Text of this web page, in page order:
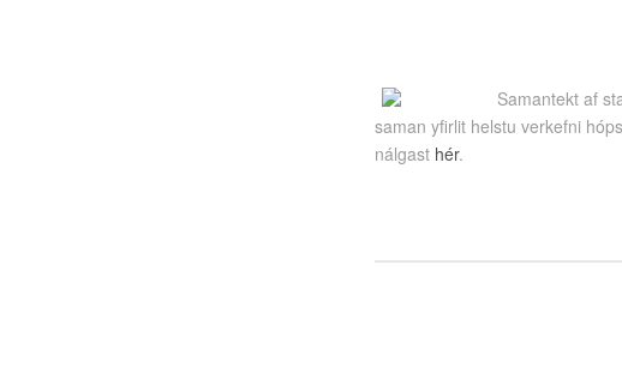
Samantekt af
saman yfirlit helstu verkefni
nálgast hér.